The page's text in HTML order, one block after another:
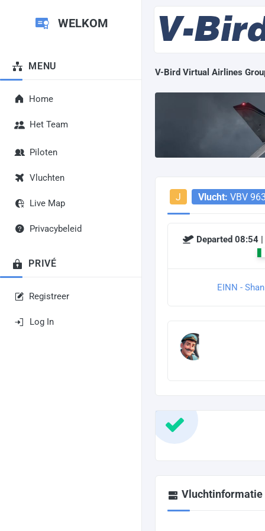
WELKOM
MENU
Home
Het Team
Piloten
Vluchten
Live Map
Privacybeleid
PRIVÉ
Registreer
Log In
V-Bird Virtual Airlines
J Vlucht: VBV
Departed 08:54
EINN -
Vluchtinformatie